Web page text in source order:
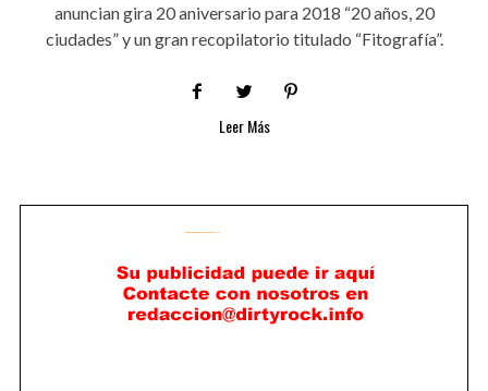
anuncian gira 20 aniversario para 2018 “20 años, 20
ciudades” y un gran recopilatorio titulado “Fitografía”.
Leer Más